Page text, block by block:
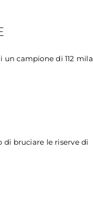
un campione di 112 mila
di bruciare le riserve di